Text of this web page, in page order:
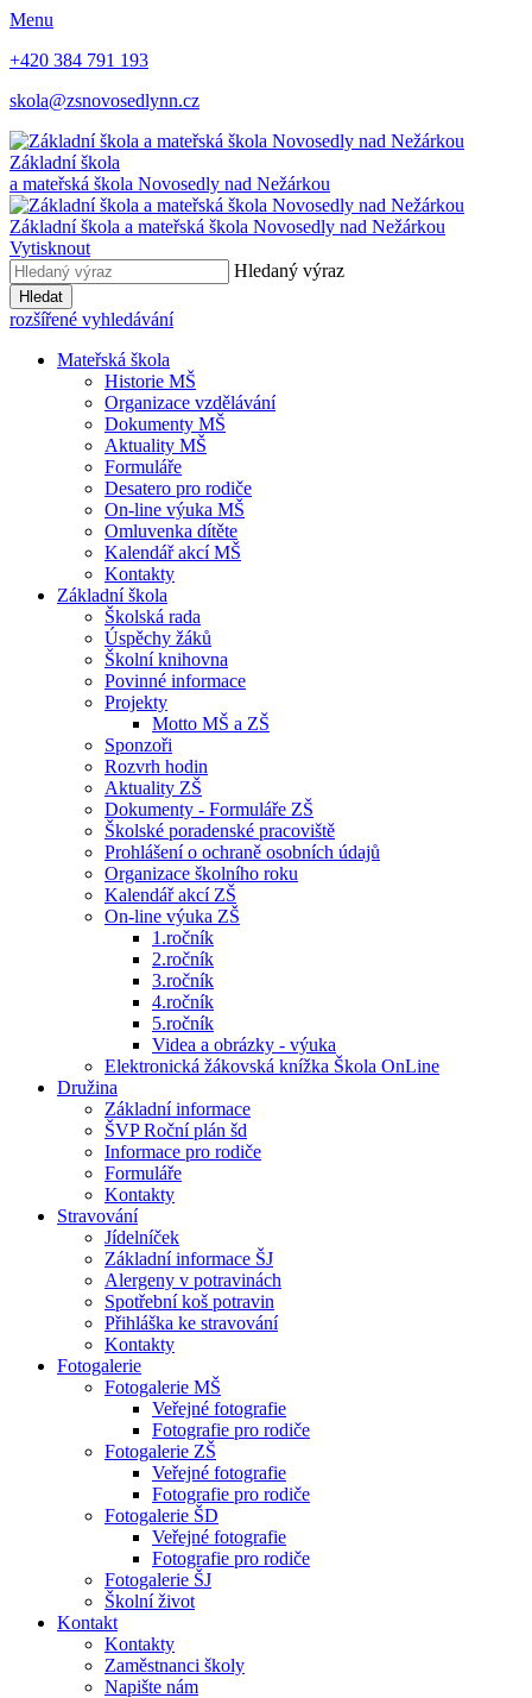
Menu
+420 384 791 193
skola@zsnovosedlynn.cz
Základní škola
a mateřská škola Novosedly nad Nežárkou
Základní škola a mateřská škola Novosedly nad Nežárkou
Vytisknout
Hledaný výraz
Hledat
rozšířené vyhledávání
Mateřská škola
Historie MŠ
Organizace vzdělávání
Dokumenty MŠ
Aktuality MŠ
Formuláře
Desatero pro rodiče
On-line výuka MŠ
Omluvenka dítěte
Kalendář akcí MŠ
Kontakty
Základní škola
Školská rada
Úspěchy žáků
Školní knihovna
Povinné informace
Projekty
Motto MŠ a ZŠ
Sponzoři
Rozvrh hodin
Aktuality ZŠ
Dokumenty - Formuláře ZŠ
Školské poradenské pracoviště
Prohlášení o ochraně osobních údajů
Organizace školního roku
Kalendář akcí ZŠ
On-line výuka ZŠ
1.ročník
2.ročník
3.ročník
4.ročník
5.ročník
Videa a obrázky - výuka
Elektronická žákovská knížka Škola OnLine
Družina
Základní informace
ŠVP Roční plán šd
Informace pro rodiče
Formuláře
Kontakty
Stravování
Jídelníček
Základní informace ŠJ
Alergeny v potravinách
Spotřební koš potravin
Přihláška ke stravování
Kontakty
Fotogalerie
Fotogalerie MŠ
Veřejné fotografie
Fotografie pro rodiče
Fotogalerie ZŠ
Veřejné fotografie
Fotografie pro rodiče
Fotogalerie ŠD
Veřejné fotografie
Fotografie pro rodiče
Fotogalerie ŠJ
Školní život
Kontakt
Kontakty
Zaměstnanci školy
Napište nám